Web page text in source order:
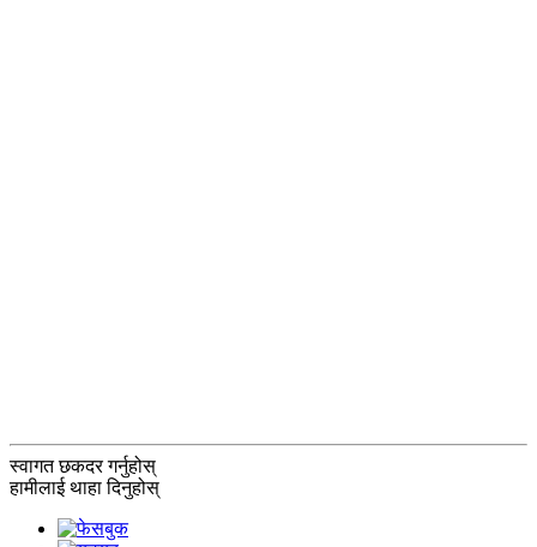
स्वागत छकदर गर्नुहोस्
हामीलाई थाहा दिनुहोस्